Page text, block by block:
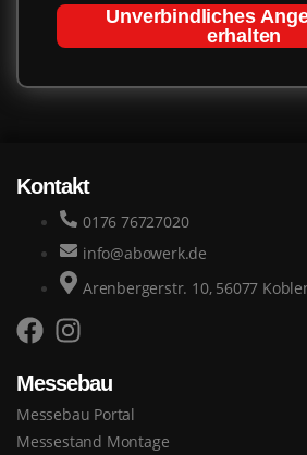
Unverbindliches
erhalten
Kontakt
0176 76727020
info@abowerk.de
Arenbergerstr. 10, 56077
Messebau
Messebau Portal
Messestand Montage